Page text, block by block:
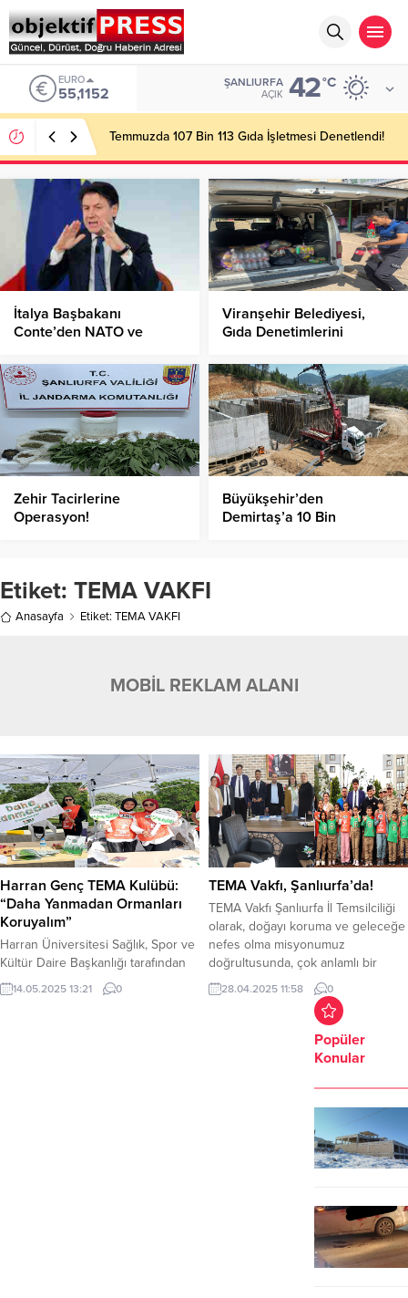
EURO
55,1152
ŞANLIURFA
AÇIK 42°C
Temmuzda 107 Bin 113 Gıda İşletmesi Denetlendi!
İtalya Başbakanı
Conte’den NATO ve
Viranşehir Belediyesi,
Gıda Denetimlerini
Zehir Tacirlerine
Operasyon!
Büyükşehir’den
Demirtaş’a 10 Bin
Etiket: TEMA VAKFI
Anasayfa Etiket: TEMA VAKFI
MOBİL REKLAM ALANI
Harran Genç TEMA Kulübü:
“Daha Yanmadan Ormanları
Koruyalım”
Harran Üniversitesi Sağlık, Spor ve
Kültür Daire Başkanlığı tarafından
Osmanbey Yerleşkesi’nde
düzenlenen ve büyük ilgi gören
14.05.2025 13:21 0
TEMA Vakfı, Şanlıurfa’da!
TEMA Vakfı Şanlıurfa İl Temsilciliği
olarak, doğayı koruma ve geleceğe
nefes olma misyonumuz
doğrultusunda, çok anlamlı bir
etkinlik gerçekleştirdik. Harran
Üniversitesi Genç TEMA Topluluğu,
Harran Üniversitesi öğrencileri ve
Tenekeci Mahmut Güzelgöz
İlköğretim Okulu öğrencileri ile
Komutanlığımızın ev sahipliğinde
geniş bir alanda meşe fidanlarını
toprakla buluşturduk. Bu kıymetli...
28.04.2025 11:58 0
Popüler
Konular